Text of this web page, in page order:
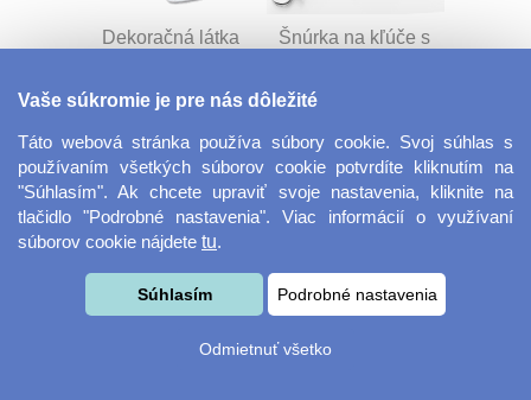
Dekoračná látka
Šnúrka na kľúče s
Velkoformátová
Desiatový box
Vaše súkromie je pre nás dôležité
Táto webová stránka používa súbory cookie. Svoj súhlas s
používaním všetkých súborov cookie potvrdíte kliknutím na
"Súhlasím". Ak chcete upraviť svoje nastavenia, kliknite na
tlačidlo "Podrobné nastavenia". Viac informácií o využívaní
súborov cookie nájdete tu.
Súhlasím Podrobné nastavenia
Odmietnuť všetko